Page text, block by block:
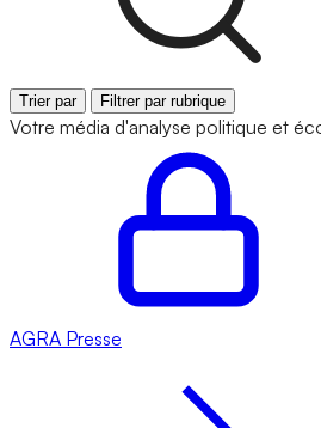
Trier par Filtrer par rubrique
Votre média d'analyse politique et
AGRA Presse